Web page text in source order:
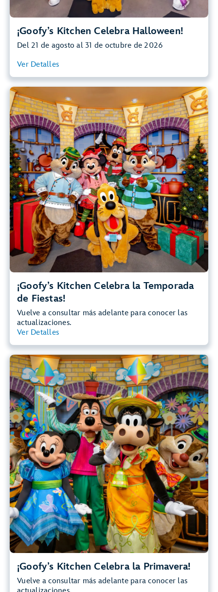
¡Goofy’s Kitchen Celebra Halloween!
Del 21 de agosto al 31 de octubre de 2026
Ver Detalles
¡Goofy’s Kitchen Celebra la Temporada
de Fiestas!
Vuelve a consultar más adelante para conocer las
actualizaciones.
Ver Detalles
¡Goofy’s Kitchen Celebra la Temporada
de Fiestas!
Únete a Goofy y sus amigos, vestidos con sus mejores
trajes, para disfrutar de un festín alegre y divertido, repleto
de sabores festivos y el espíritu de las fiestas.
¡Goofy’s Kitchen Celebra la Primavera!
Vuelve a consultar más adelante para conocer las
¡Goofy’s Kitchen Celebra la Primavera!
¡Sumérgete en la diversión primaveral con Goofy y sus
amigos, vestidos con atuendos inspirados en el jardín y,
luego, disfruta de un festín repleto de bocados frescos y
momentos divertidos!